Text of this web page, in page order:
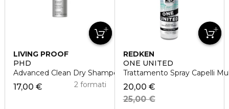
LIVING PROOF
PHD
Advanced Clean Dry Shampoo
17,00 € 2 formati
REDKEN
ONE UNITED
Trattamento Spray Capelli
20,00 €
25,00 €